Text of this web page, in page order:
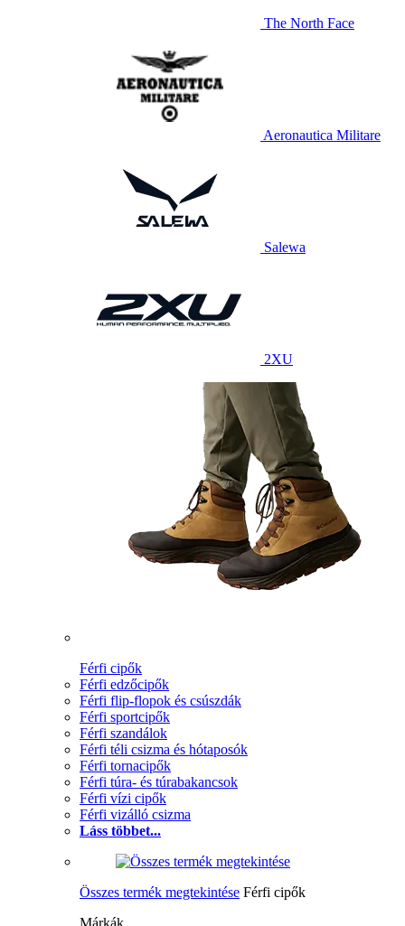
The North Face
Aeronautica Militare
Salewa
2XU
Férfi cipők
Férfi edzőcipők
Férfi flip-flopok és csúszdák
Férfi sportcipők
Férfi szandálok
Férfi téli csizma és hótaposók
Férfi tornacipők
Férfi túra- és túrabakancsok
Férfi vízi cipők
Férfi vizálló csizma
Láss többet...
Összes termék megtekintése Férfi cipők
Márkák